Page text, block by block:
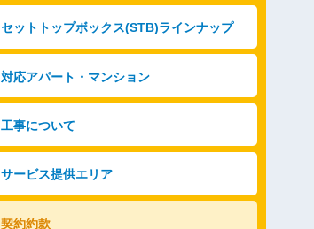
セットトップボックス(STB)ラインナップ
対応アパート・マンション
工事について
サービス提供エリア
契約約款